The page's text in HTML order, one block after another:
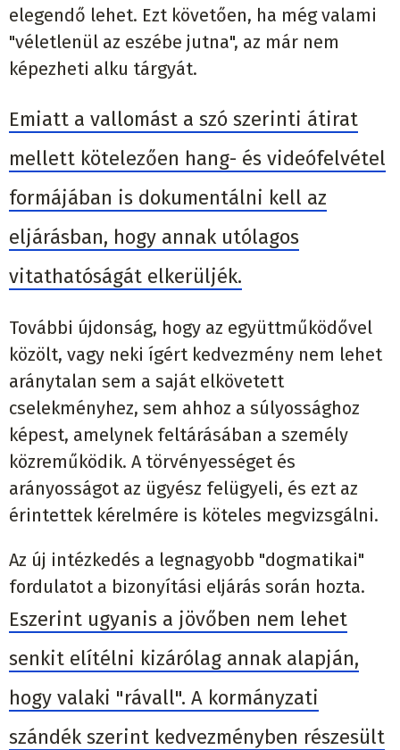
elegendő lehet. Ezt követően, ha még valami
"véletlenül az eszébe jutna", az már nem
képezheti alku tárgyát.
Emiatt a vallomást a szó szerinti átirat
mellett kötelezően hang- és videófelvétel
formájában is dokumentálni kell az
eljárásban, hogy annak utólagos
vitathatóságát elkerüljék.
További újdonság, hogy az együttműködővel
közölt, vagy neki ígért kedvezmény nem lehet
aránytalan sem a saját elkövetett
cselekményhez, sem ahhoz a súlyossághoz
képest, amelynek feltárásában a személy
közreműködik. A törvényességet és
arányosságot az ügyész felügyeli, és ezt az
érintettek kérelmére is köteles megvizsgálni.
Az új intézkedés a legnagyobb "dogmatikai"
fordulatot a bizonyítási eljárás során hozta.
Eszerint ugyanis a jövőben nem lehet
senkit elítélni kizárólag annak alapján,
hogy valaki "rávall". A kormányzati
szándék szerint kedvezményben részesült